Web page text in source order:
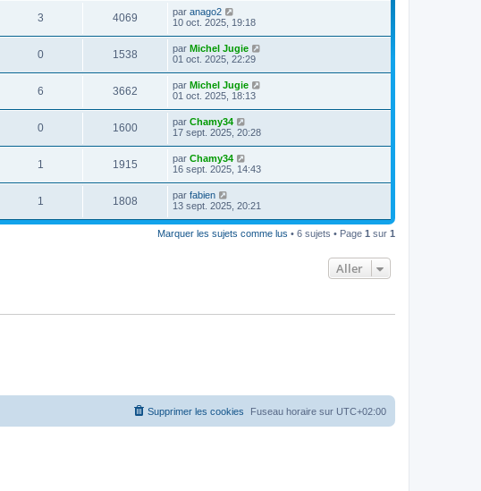
3 4069 par anago2
10 oct. 2025, 19:18
0 1538 par Michel Jugie
01 oct. 2025, 22:29
6 3662 par Michel Jugie
01 oct. 2025, 18:13
0 1600 par Chamy34
17 sept. 2025, 20:28
1 1915 par Chamy34
16 sept. 2025, 14:43
1 1808 par fabien
13 sept. 2025, 20:21
Marquer les sujets comme lus • 6 sujets • Page 1 sur 1
Aller
Fuseau horaire sur UTC+02:00
Supprimer les cookies